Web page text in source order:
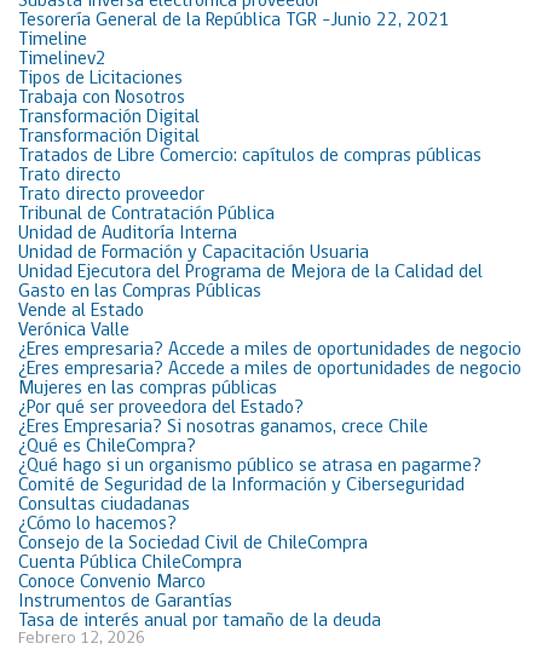
Tesorería General de la República TGR -Junio 22, 2021
Timeline
Timelinev2
Tipos de Licitaciones
Trabaja con Nosotros
Transformación Digital
Transformación Digital
Tratados de Libre Comercio: capítulos de compras públicas
Trato directo
Trato directo proveedor
Tribunal de Contratación Pública
Unidad de Auditoría Interna
Unidad de Formación y Capacitación Usuaria
Unidad Ejecutora del Programa de Mejora de la Calidad del
Gasto en las Compras Públicas
Vende al Estado
Verónica Valle
¿Eres empresaria? Accede a miles de oportunidades de negocio
¿Eres empresaria? Accede a miles de oportunidades de negocio
Mujeres en las compras públicas
¿Por qué ser proveedora del Estado?
¿Eres Empresaria? Si nosotras ganamos, crece Chile
¿Qué es ChileCompra?
¿Qué hago si un organismo público se atrasa en pagarme?
Comité de Seguridad de la Información y Ciberseguridad
Consultas ciudadanas
¿Cómo lo hacemos?
Consejo de la Sociedad Civil de ChileCompra
Cuenta Pública ChileCompra
Conoce Convenio Marco
Instrumentos de Garantías
Tasa de interés anual por tamaño de la deuda
Febrero 12, 2026